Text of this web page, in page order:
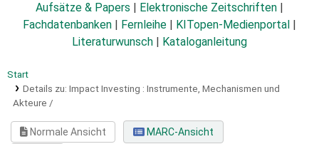
Aufsätze & Papers
Elektronische Zeitschriften
Fachdatenbanken
Fernleihe KITopen-Medienportal
Literaturwunsch
Kataloganleitung
Start
Details zu: Impact Investing : Instrumente, Mechanismen und
Akteure /
Normale Ansicht
MARC-Ansicht